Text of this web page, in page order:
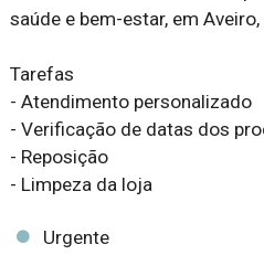
saúde e bem-estar, em
Tarefas
- Atendimento personalizado
- Verificação de datas dos
- Reposição
- Limpeza da loja
Urgente